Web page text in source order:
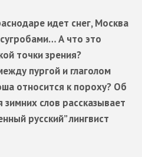
идет снег, Москва
А что это
точки зрения?
пургой и глаголом
относится к пороху? Об
слов рассказывает
русский” лингвист